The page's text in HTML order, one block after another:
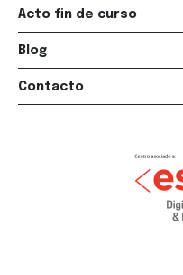
Acto fin de curso
Blog
Contacto